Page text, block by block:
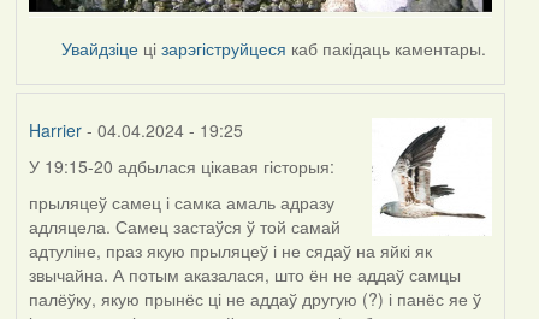
Увайдзіце цізарэгіструйцеся каб пакідаць каментары.
Harrier- 04.04.2024 - 19:25
У 19:15-20 адбылася цікавая гісторыя:
прыляцеў самец і самка амаль адразу
адляцела. Самец застаўся ў той самай
адтуліне, праз якую прыляцеў і не сядаў на яйкі як
звычайна. А потым аказалася, што ён не аддаў самцы
палёўку, якую прынёс ці не аддаў другую (?) і панёс яе ў